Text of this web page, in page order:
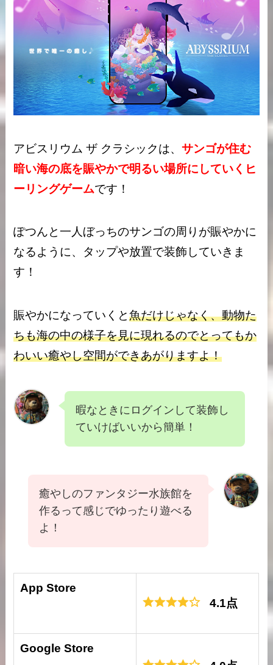
アビスリウム ザ クラシックは、サンゴが住む
暗い海の底を賑やかで明るい場所にしていくヒ
ーリングゲームです！
ぽつんと一人ぼっちのサンゴの周りが賑やかに
なるように、タップや放置で装飾していきま
す！
賑やかになっていくと魚だけじゃなく、動物た
ちも海の中の様子を見に現れるのでとってもか
わいい癒やし空間ができあがりますよ！
暇なときにログインして装飾し
ていけばいいから簡単！
癒やしのファンタジー水族館を
作るって感じでゆったり遊べる
よ！
App Store
4.1点
Google Store